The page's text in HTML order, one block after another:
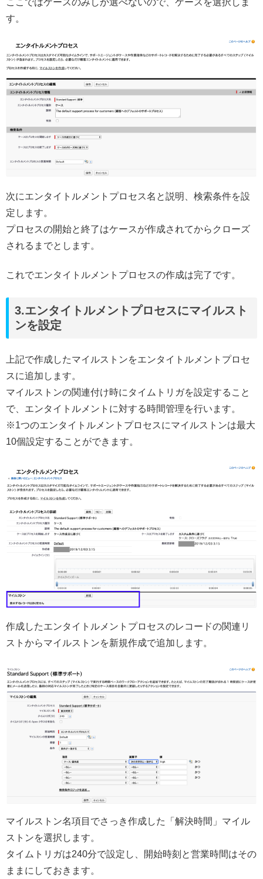
ここではケースのみしか選べないので、ケースを選択しま
す。
次にエンタイトルメントプロセス名と説明、検索条件を設
定します。
プロセスの開始と終了はケースが作成されてからクローズ
されるまでとします。
これでエンタイトルメントプロセスの作成は完了です。
3.エンタイトルメントプロセスにマイルスト
ンを設定
上記で作成したマイルストンをエンタイトルメントプロセ
スに追加します。
マイルストンの関連付け時にタイムトリガを設定すること
で、エンタイトルメントに対する時間管理を行います。
※1つのエンタイトルメントプロセスにマイルストンは最大
10個設定することができます。
作成したエンタイトルメントプロセスのレコードの関連リ
ストからマイルストンを新規作成で追加します。
マイルストン名項目でさっき作成した「解決時間」マイル
ストンを選択します。
タイムトリガは240分で設定し、開始時刻と営業時間はその
ままにしておきます。